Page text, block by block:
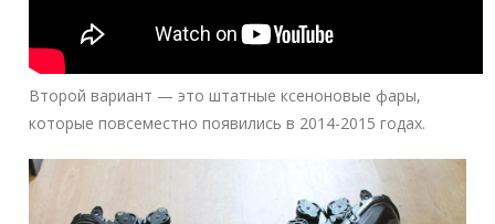
Второй вариант — это штатные ксеноновые фары,
которые повсеместно появились в 2014-2015 годах.